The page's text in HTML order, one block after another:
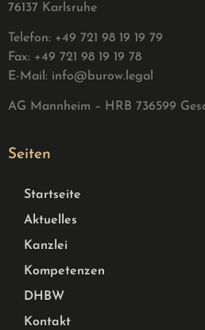
76137 Karlsruhe
Telefon: +49 721 98 19 19 79
Fax: +49 721 98 19 19 78
E-Mail: info@burow.legal
AG Mannheim – HRB 736599 G
Seiten
Startseite
Aktuelles
Kanzlei
Kompetenzen
DHBW
Kontakt